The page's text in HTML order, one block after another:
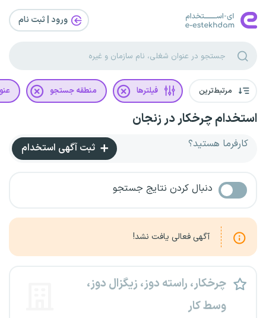
ورود | ثبت‌ نام
مرتبط‌ترین فیلترها منطقه جستجو
استخدام چرخکار در زنجان
کارفرما هستید؟ ثبت آگهی استخدام
دنبال کردن نتایج جستجو
آگهی فعالی یافت نشد!
چرخکار، راسته دوز، زیگزال دوز،
وسط کار